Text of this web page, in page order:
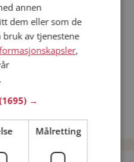
annen
dem eller som de
av tjenestene
,
→
Målretting